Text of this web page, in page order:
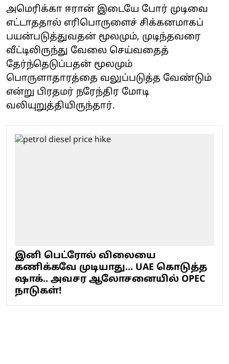
அமெரிக்கா ஈரான் இடையே போர் முடிவை
எட்டாததால் எரிபொருளைச் சிக்கனமாகப்
பயன்படுத்துவதன் மூலமும், முடிந்தவரை
வீட்டிலிருந்து வேலை செய்வதைத்
தேர்ந்தெடுப்பதன் மூலமும்
பொருளாதாரத்தை வலுப்படுத்த வேண்டும்
என்று பிரதமர் நரேந்திர மோடி
வலியுறுத்தியிருந்தார்.
இனி பெட்ரோல் விலையை
கணிக்கவே முடியாது... UAE கொடுத்த
ஷாக்.. அவசர ஆலோசனையில் OPEC
நாடுகள்!